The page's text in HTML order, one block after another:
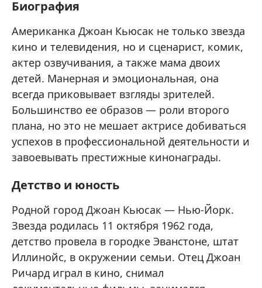
Биография
Американка Джоан Кьюсак не только звезда
кино и телевидения, но и сценарист, комик,
актер озвучивания, а также мама двоих
детей. Манерная и эмоциональная, она
всегда приковывает взгляды зрителей.
Большинство ее образов — роли второго
плана, но это не мешает актрисе добиваться
успехов в профессиональной деятельности и
завоевывать престижные кинонаграды.
Детство и юность
Родной город Джоан Кьюсак — Нью-Йорк.
Звезда родилась 11 октября 1962 года,
детство провела в городке Эванстоне, штат
Иллинойс, в окружении семьи. Отец Джоан
Ричард играл в кино, снимал